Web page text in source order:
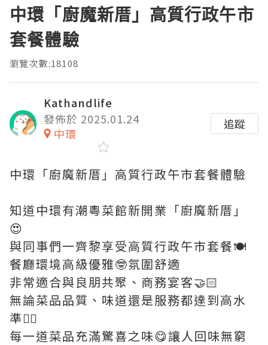
中環「廚魔新厝」高質行政午市
套餐體驗
瀏覽次數:18108
Kathandlife
發佈於 2025.01.24
中環
追蹤
中環「廚魔新厝」高質行政午市套餐體驗
知道中環有潮粵菜館新開業「廚魔新厝」
😍
與同事們一齊黎享受高質行政午市套餐🍽️
餐廳環境高級優雅🤓氛圍舒適
非常適合與良朋共聚、商務宴客🤝🏻
無論菜品品質、味道還是服務都達到高水
準👍🏻
每一道菜品充滿驚喜之味😋讓人回味無窮